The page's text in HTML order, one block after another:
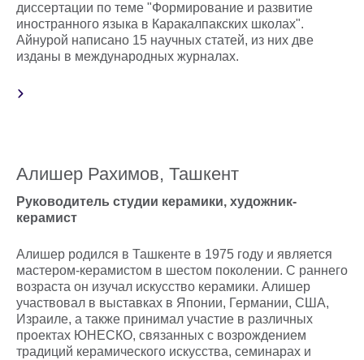
диссертации по теме "Формирование и развитие
иностранного языка в Каракалпакских школах".
Айнурой написано 15 научных статей, из них две
изданы в международных журналах.
Алишер Рахимов, Ташкент
Руководитель студии керамики, художник-
керамист
Алишер родился в Ташкенте в 1975 году и является
мастером-керамистом в шестом поколении. С раннего
возраста он изучал искусство керамики. Алишер
участвовал в выставках в Японии, Германии, США,
Израиле, а также принимал участие в различных
проектах ЮНЕСКО, связанных с возрождением
традиций керамического искусства, семинарах и